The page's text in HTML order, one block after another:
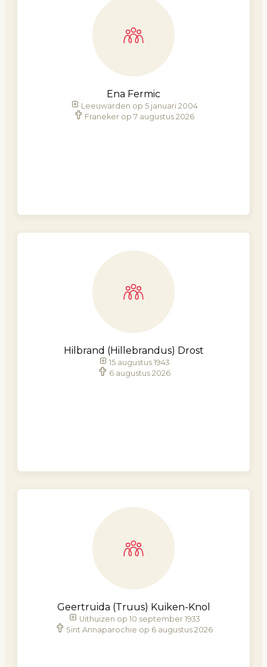
Ena Fermic
Leeuwarden op 5 januari 2004
Franeker op 7 augustus 2026
Hilbrand (Hillebrandus) Drost
15 augustus 1943
6 augustus 2026
Geertruida (Truus) Kuiken-Knol
Uithuizen op 10 september 1933
Sint Annaparochie op 6 augustus 2026